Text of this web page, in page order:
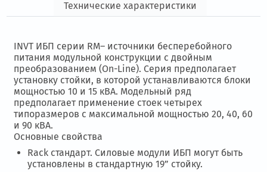
Технические характеристики
INVT ИБП серии RM– источники бесперебойного
питания модульной конструкции с двойным
преобразованием (On-Line). Серия предполагает
установку стойки, в которой устанавливаются блоки
мощностью 10 и 15 кВА. Модельный ряд
предполагает применение стоек четырех
типоразмеров с максимальной мощностью 20, 40, 60
и 90 кВА.
Основные свойства
Rack стандарт. Силовые модули ИБП могут быть
установлены в стандартную 19” стойку.